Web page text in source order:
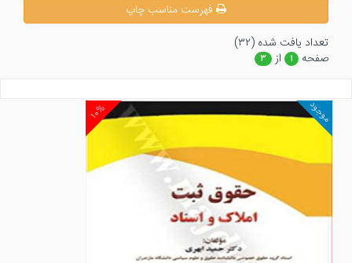
فهرست مناسب چاپ
تعداد يافت شده (۳۲)
صفحه
۱ از ۳
۱۰% موجود